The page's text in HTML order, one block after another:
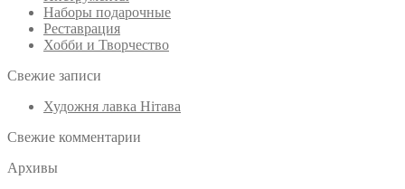
Наборы подарочные
Реставрация
Хобби и Творчество
Свежие записи
Художня лавка Нітава
Свежие комментарии
Архивы